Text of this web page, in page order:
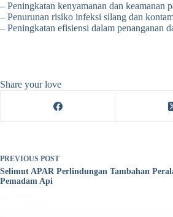
– Peningkatan kenyamanan dan keamanan
– Penurunan risiko infeksi silang dan
– Peningkatan efisiensi dalam penanganan
Share your love
PREVIOUS POST
Selimut APAR Perlindungan Tambahan
Pemadam Api